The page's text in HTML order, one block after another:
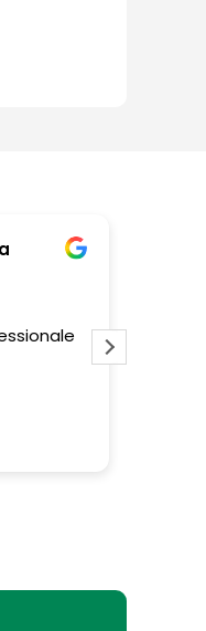
barbara altieri
ben fornito e
disponibile e livello di